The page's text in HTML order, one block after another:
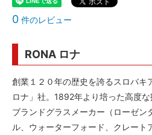
0 件のレビュー
RONA ロナ
創業１２０年の歴史を誇るスロバキ
ロナ」社。1892年より培った高度
ブランドグラスメーカー（ローゼン
ル、ウォーターフォード、クレート